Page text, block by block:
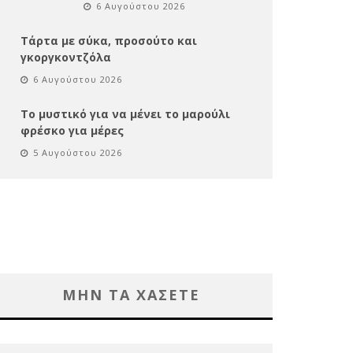
6 Αυγούστου 2026
Τάρτα με σύκα, προσούτο και
γκοργκοντζόλα
6 Αυγούστου 2026
Το μυστικό για να μένει το μαρούλι
φρέσκο για μέρες
5 Αυγούστου 2026
ΜΗΝ ΤΑ ΧΑΣΕΤΕ